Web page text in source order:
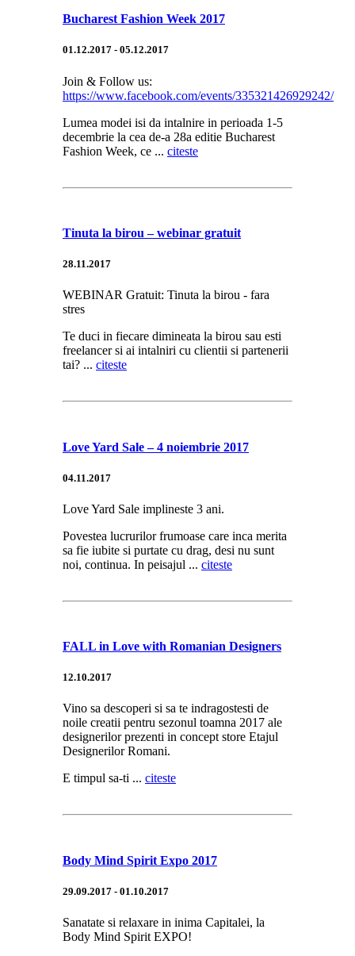
Bucharest Fashion Week 2017
01.12.2017 - 05.12.2017
Join & Follow us:
https://www.facebook.com/events/335321426929242/
Lumea modei isi da intalnire in perioada 1-5
decembrie la cea de-a 28a editie Bucharest
Fashion Week, ce ... citeste
Tinuta la birou – webinar gratuit
28.11.2017
WEBINAR Gratuit: Tinuta la birou - fara
stres
Te duci in fiecare dimineata la birou sau esti
freelancer si ai intalniri cu clientii si partenerii
tai? ... citeste
Love Yard Sale – 4 noiembrie 2017
04.11.2017
Love Yard Sale implineste 3 ani.
Povestea lucrurilor frumoase care inca merita
sa fie iubite si purtate cu drag, desi nu sunt
noi, continua. In peisajul ... citeste
FALL in Love with Romanian Designers
12.10.2017
Vino sa descoperi si sa te indragostesti de
noile creatii pentru sezonul toamna 2017 ale
designerilor prezenti in concept store Etajul
Designerilor Romani.
E timpul sa-ti ... citeste
Body Mind Spirit Expo 2017
29.09.2017 - 01.10.2017
Sanatate si relaxare in inima Capitalei, la
Body Mind Spirit EXPO!